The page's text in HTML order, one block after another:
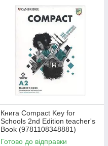
Книга Compact Key for
Schools 2nd Edition teacher's
Book (9781108348881)
Cambridge University Press
Готово до відправки